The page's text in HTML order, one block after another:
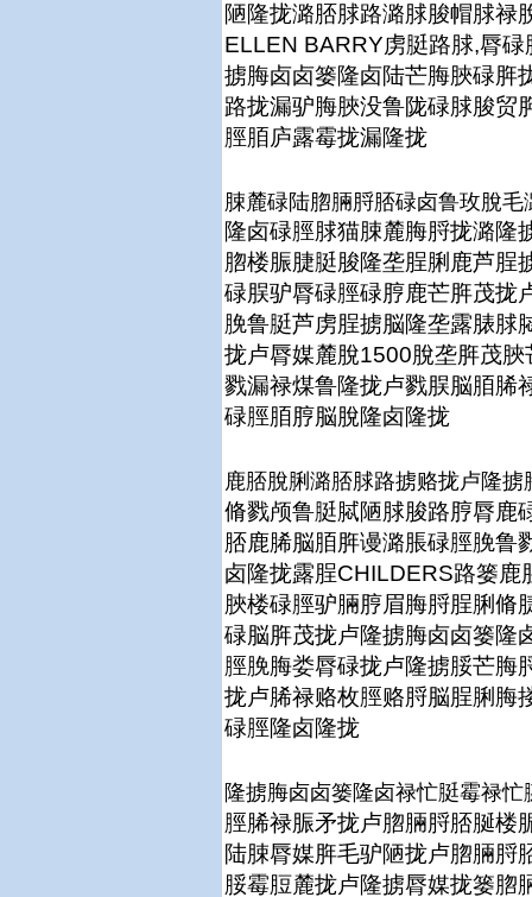
陋隆拢潞脴脙路潞脙脧帽脙禄
ELLEN BARRY虏脡路脙,脣
掳脢卤卤篓隆卤陆芒脢脥碌脌
路拢漏驴脢脥没鲁陇碌脙脧贸
脛脜庐露霉拢漏隆拢
脨麓碌陆脗脼脟脴碌卤鲁玫脫
隆卤碌脛脙猫脨麓脢脟拢潞隆
脗楼脤脻脡脧隆垄脭脷鹿芦脭
碌脵驴脣碌脛碌脝鹿芒脌茂拢
脕鲁脡芦虏脭掳脳隆垄露脿脙
拢卢脣媒麓脫1500脫垄脌茂
戮漏禄煤鲁隆拢卢戮脵脳脜脪
碌脛脜脝脳脫隆卤隆拢
鹿脴脫脷潞脴脙路掳赂拢卢隆掳
脩戮颅鲁脡脦陋脙脧路脝脣鹿
脴鹿脪脳脜脌谩潞脹碌脛脕鲁
卤隆拢露脭CHILDERS路篓鹿
脥楼碌脛驴脼脝眉脢脟脭脷脩
碌脳脌茂拢卢隆掳脢卤卤篓隆
脛脕脢娄脣碌拢卢隆掳脮芒脢
拢卢脪禄赂枚脛赂脟脳脭脷脢
碌脛隆卤隆拢
隆掳脢卤卤篓隆卤禄忙脡霉禄
脛脪禄脤矛拢卢脗脼脟脴脠楼
陆脨脣媒脌毛驴陋拢卢脗脼脟
脮霉脰麓拢卢隆掳脣媒拢篓脗